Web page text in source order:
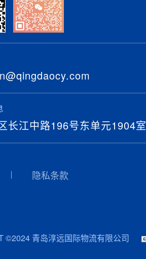
长江中路196号东单元1904室
隐私条款
©2024 青岛淳远国际物流有限公司